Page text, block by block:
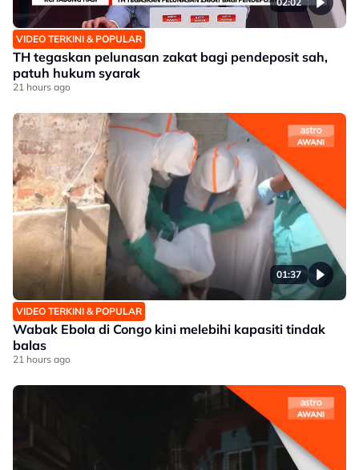
VIDEO TERKINI & POPULAR
TH tegaskan pelunasan zakat bagi pendeposit sah,
patuh hukum syarak
21 hours ago
01:37
VIDEO TERKINI & POPULAR
Wabak Ebola di Congo kini melebihi kapasiti tindak
balas
21 hours ago